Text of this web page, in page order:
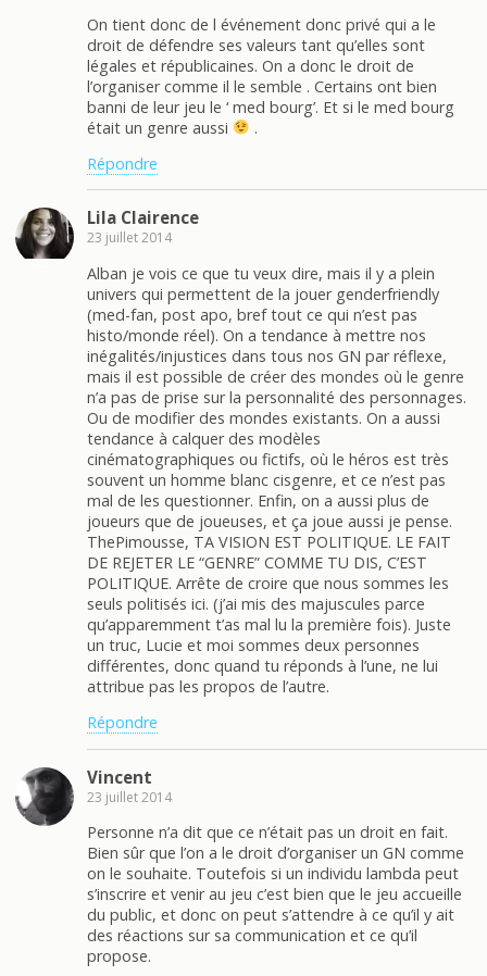
On tient donc de l événement donc privé qui a le
droit de défendre ses valeurs tant qu’elles sont
légales et républicaines. On a donc le droit de
l’organiser comme il le semble . Certains ont bien
banni de leur jeu le ‘ med bourg’. Et si le med bourg
était un genre aussi
.
Répondre
Lila Clairence
23 juillet 2014
Alban je vois ce que tu veux dire, mais il y a plein
univers qui permettent de la jouer genderfriendly
(med-fan, post apo, bref tout ce qui n’est pas
histo/monde réel). On a tendance à mettre nos
inégalités/injustices dans tous nos GN par réflexe,
mais il est possible de créer des mondes où le genre
n’a pas de prise sur la personnalité des personnages.
Ou de modifier des mondes existants. On a aussi
tendance à calquer des modèles
cinématographiques ou fictifs, où le héros est très
souvent un homme blanc cisgenre, et ce n’est pas
mal de les questionner. Enfin, on a aussi plus de
joueurs que de joueuses, et ça joue aussi je pense.
ThePimousse, TA VISION EST POLITIQUE. LE FAIT
DE REJETER LE “GENRE” COMME TU DIS, C’EST
POLITIQUE. Arrête de croire que nous sommes les
seuls politisés ici. (j’ai mis des majuscules parce
qu’apparemment t’as mal lu la première fois). Juste
un truc, Lucie et moi sommes deux personnes
différentes, donc quand tu réponds à l’une, ne lui
attribue pas les propos de l’autre.
Répondre
Vincent
23 juillet 2014
Personne n’a dit que ce n’était pas un droit en fait.
Bien sûr que l’on a le droit d’organiser un GN comme
on le souhaite. Toutefois si un individu lambda peut
s’inscrire et venir au jeu c’est bien que le jeu accueille
du public, et donc on peut s’attendre à ce qu’il y ait
des réactions sur sa communication et ce qu’il
propose.